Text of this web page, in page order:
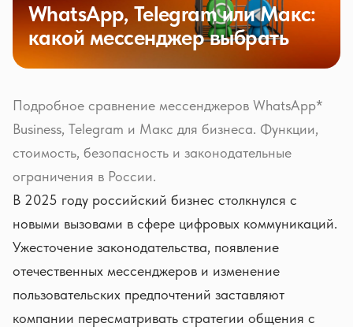
WhatsApp, Telegram или Макс:
какой мессенджер выбрать
Подробное сравнение мессенджеров WhatsApp*
Business, Telegram и Макс для бизнеса. Функции,
стоимость, безопасность и законодательные
ограничения в России.
В 2025 году российский бизнес столкнулся с
новыми вызовами в сфере цифровых коммуникаций.
Ужесточение законодательства, появление
отечественных мессенджеров и изменение
пользовательских предпочтений заставляют
компании пересматривать стратегии общения с